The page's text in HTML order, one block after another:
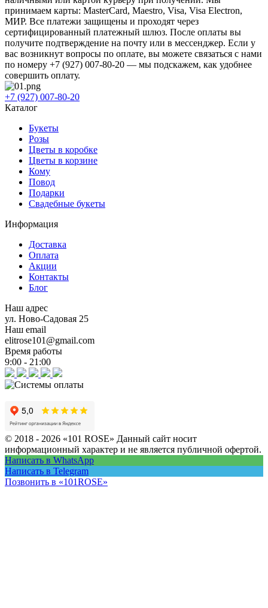
принимаем карты: MasterCard, Maestro, Visa, Visa Electron,
МИР. Все платежи защищены и проходят через
сертифицированный платежный шлюз. После оплаты вы
получите подтверждение на почту или в мессенджер. Если у
вас возникнут вопросы по оплате, вы можете связаться с нами
по номеру +7 (927) 007-80-20 — мы подскажем, как удобнее
совершить оплату.
+7 (927) 007-80-20
Каталог
Букеты
Розы
Цветы в коробке
Цветы в корзине
Кому
Повод
Подарки
Свадебные букеты
Информация
Доставка
Оплата
Акции
Контакты
Блог
Наш адрес
ул. Ново-Садовая 25
Наш email
elitrose101@gmail.com
Время работы
9:00 - 21:00
© 2018 - 2026 «101 ROSE» Данный сайт носит
информационный характер и не является публичной офертой.
Написать в WhatsApp
Написать в Telegram
Позвонить в «101ROSE»